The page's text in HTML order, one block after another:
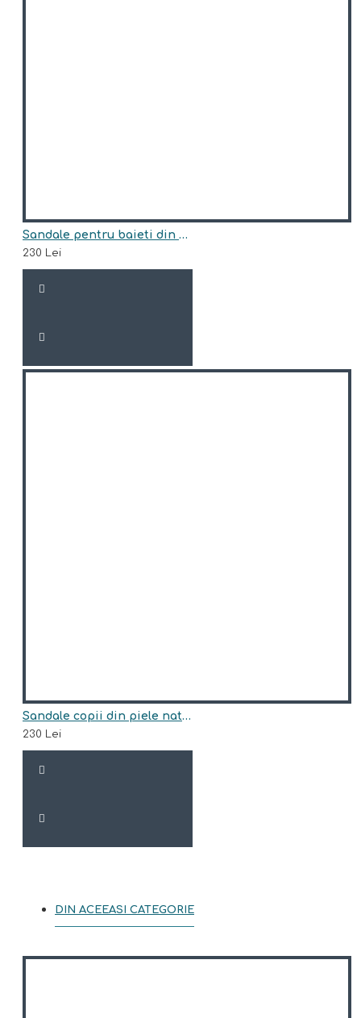
Sandale pentru baieti din piele naturala model WIRAT
230 Lei
Sandale copii din piele naturala model SANDY
230 Lei
DIN ACEEASI CATEGORIE